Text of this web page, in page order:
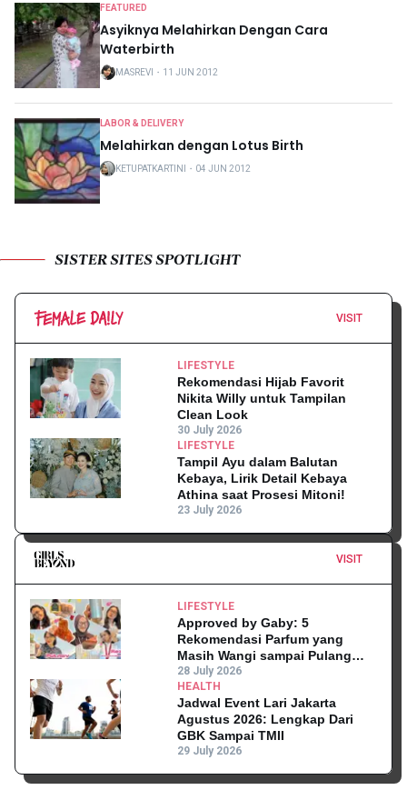
FEATURED
Asyiknya Melahirkan Dengan Cara
Waterbirth
MASREVI ・ 11 JUN 2012
LABOR & DELIVERY
Melahirkan dengan Lotus Birth
KETUPATKARTINI ・ 04 JUN 2012
SISTER SITES SPOTLIGHT
VISIT
LIFESTYLE
Rekomendasi Hijab Favorit
Nikita Willy untuk Tampilan
Clean Look
30 July 2026
LIFESTYLE
Tampil Ayu dalam Balutan
Kebaya, Lirik Detail Kebaya
Athina saat Prosesi Mitoni!
23 July 2026
VISIT
LIFESTYLE
Approved by Gaby: 5
Rekomendasi Parfum yang
Masih Wangi sampai Pulang
Kantor
28 July 2026
HEALTH
Jadwal Event Lari Jakarta
Agustus 2026: Lengkap Dari
GBK Sampai TMII
29 July 2026